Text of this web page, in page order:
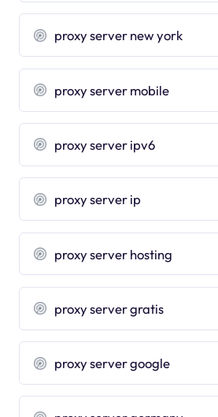
proxy server new york
proxy server mobile
proxy server ipv6
proxy server ip
proxy server hosting
proxy server gratis
proxy server google